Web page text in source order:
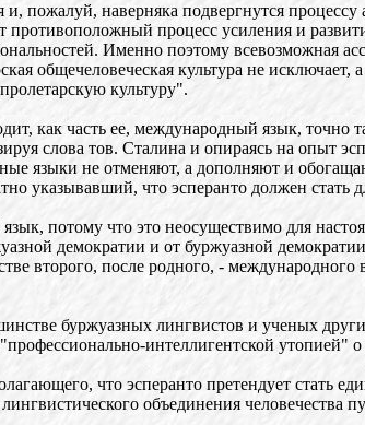
пожалуй, наверняка подвергнутся
противоположный процесс усиления и
Именно поэтому всевозможная
общечеловеческая культура не
культуру".
как часть ее, международный язык, точно
слова тов. Сталина и опираясь на опыт
языки не отменяют, а дополняют и
указывавший, что эсперанто должен стать
потому что это неосуществимо для
демократии и от буржуазной
второго, после родного, - международного
буржуазных лингвистов и ученых
интеллигентской утопией"
что эсперанто претендует стать
объединения человечества